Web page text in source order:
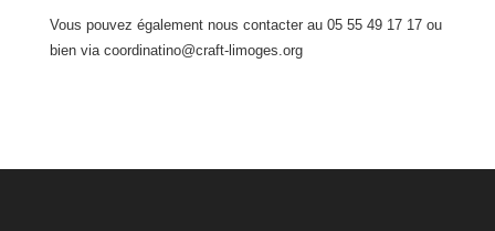
Vous pouvez également nous contacter au 05 55 49 17 17 ou
bien via coordinatino@craft-limoges.org